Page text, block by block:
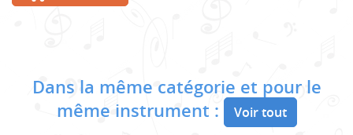
Dans la même catégorie et pour le
même instrument :
Voir tout